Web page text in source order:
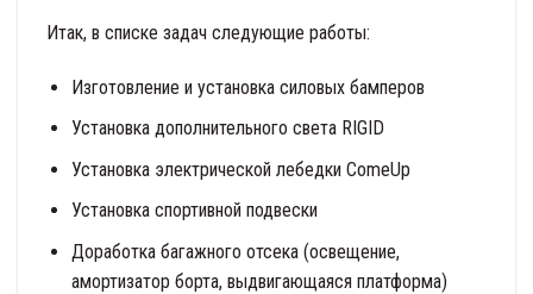
Итак, в списке задач следующие работы:
Изготовление и установка силовых бамперов
Установка дополнительного света RIGID
Установка электрической лебедки ComeUp
Установка спортивной подвески
Доработка багажного отсека (освещение,
амортизатор борта, выдвигающаяся платформа)